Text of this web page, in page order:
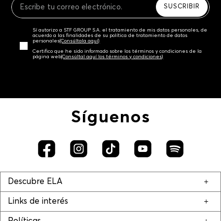
SUSCRIBIR
Sí autorizo a STF GROUP S.A. el tratamiento de mis datos personales, de
acuerdo a las finalidades de su política de tratamiento de datos
personales‎(Consúltala aquí)
Certifico que he sido informado sobre los términos y condiciones de la
página web‎(Consúltal aquí los términos y condiciones)
Síguenos
Descubre ELA
Links de interés